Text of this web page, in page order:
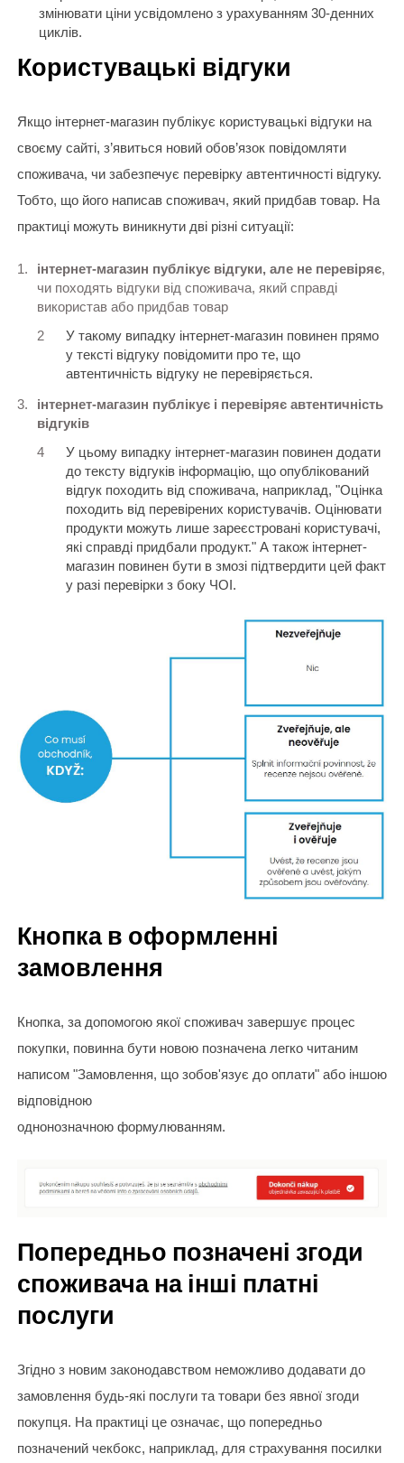
змінювати ціни усвідомлено з урахуванням 30-денних
циклів.
Користувацькі відгуки
Якщо інтернет-магазин публікує користувацькі відгуки на
своєму сайтi, з’явиться новий обов’язок повідомляти
споживача, чи забезпечує перевірку автентичності відгуку.
Тобто, що його написав споживач, який придбав товар. На
практиці можуть виникнути дві різні ситуації:
інтернет-магазин публікує відгуки, але не перевіряє,
чи походять відгуки від споживача, який справді
використав або придбав товар
У такому випадку інтернет-магазин повинен прямо
у тексті відгуку повідомити про те, що
автентичність відгуку не перевіряється.
інтернет-магазин публікує і перевіряє автентичність
відгуків
У цьому випадку інтернет-магазин повинен додати
до тексту відгуків інформацію, що опублікований
відгук походить від споживача, наприклад, "Оцінка
походить від перевірених користувачів. Оцінювати
продукти можуть лише зареєстровані користувачі,
які справді придбали продукт." А також інтернет-
магазин повинен бути в змозі підтвердити цей факт
у разі перевірки з боку ЧОІ.
Кнопка в оформленні
замовлення
Кнопка, за допомогою якої споживач завершує процес
покупки, повинна бути новою позначена легко читаним
написом "Замовлення, що зобов'язує до оплати" або іншою
відповідною
однонозначною формулюванням.
Попередньо позначені згоди
споживача на інші платні
послуги
Згідно з новим законодавством неможливо додавати до
замовлення будь-які послуги та товари без явної згоди
покупця. На практиці це означає, що попередньо
позначений чекбокс, наприклад, для страхування посилки